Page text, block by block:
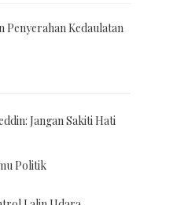
Penyerahan Kedaulatan
Jangan Sakiti Hati
Politik